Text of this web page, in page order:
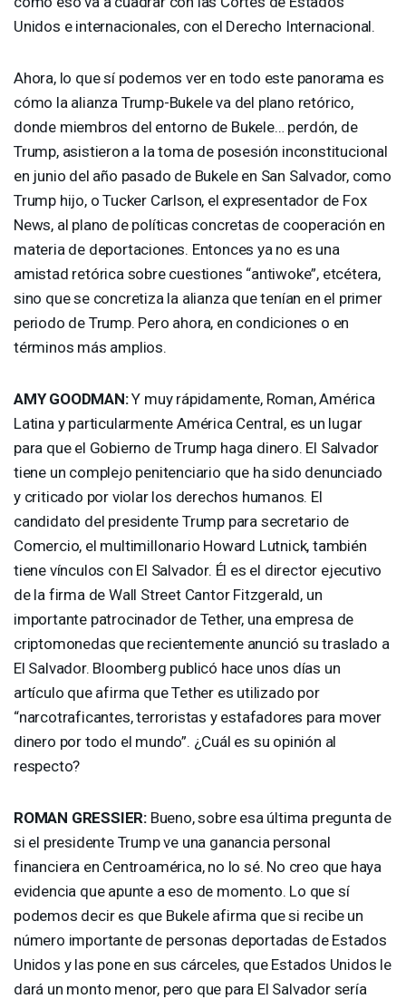
Unidos e internacionales, con el Derecho Internacional.
Ahora, lo que sí podemos ver en todo este panorama es
cómo la alianza Trump-Bukele va del plano retórico,
donde miembros del entorno de Bukele… perdón, de
Trump, asistieron a la toma de posesión inconstitucional
en junio del año pasado de Bukele en San Salvador, como
Trump hijo, o Tucker Carlson, el expresentador de Fox
News, al plano de políticas concretas de cooperación en
materia de deportaciones. Entonces ya no es una
amistad retórica sobre cuestiones “antiwoke”, etcétera,
sino que se concretiza la alianza que tenían en el primer
periodo de Trump. Pero ahora, en condiciones o en
términos más amplios.
AMY GOODMAN:Y muy rápidamente, Roman, América
Latina y particularmente América Central, es un lugar
para que el Gobierno de Trump haga dinero. El Salvador
tiene un complejo penitenciario que ha sido denunciado
y criticado por violar los derechos humanos. El
candidato del presidente Trump para secretario de
Comercio, el multimillonario Howard Lutnick, también
tiene vínculos con El Salvador. Él es el director ejecutivo
de la firma de Wall Street Cantor Fitzgerald, un
importante patrocinador de Tether, una empresa de
criptomonedas que recientemente anunció su traslado a
El Salvador. Bloomberg publicó hace unos días un
artículo que afirma que Tether es utilizado por
“narcotraficantes, terroristas y estafadores para mover
dinero por todo el mundo”. ¿Cuál es su opinión al
respecto?
ROMAN GRESSIER: Bueno, sobre esa última pregunta de
si el presidente Trump ve una ganancia personal
financiera en Centroamérica, no lo sé. No creo que haya
evidencia que apunte a eso de momento. Lo que sí
podemos decir es que Bukele afirma que si recibe un
número importante de personas deportadas de Estados
Unidos y las pone en sus cárceles, que Estados Unidos le
dará un monto menor, pero que para El Salvador sería